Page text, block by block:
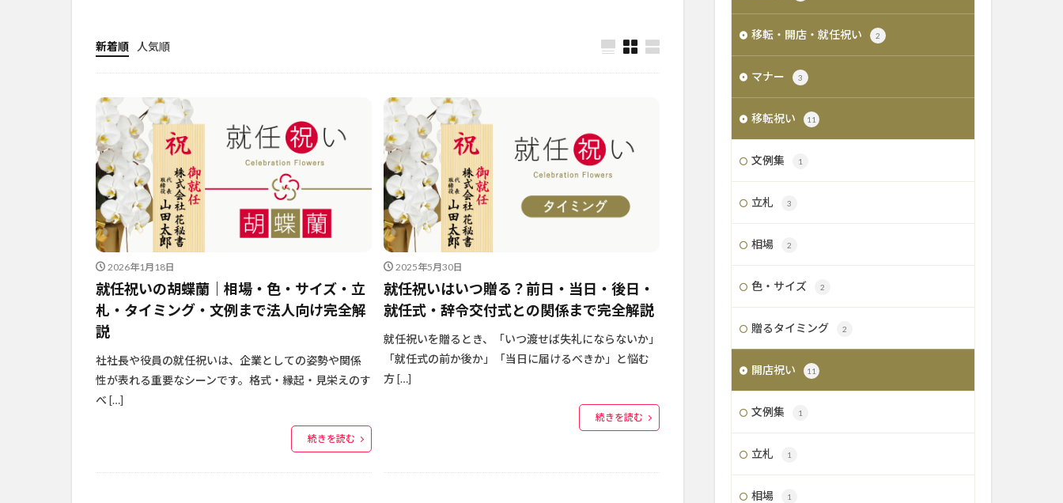
新着順 人気順
2026年1月18日
就任祝いの胡蝶蘭｜相場・色・サイズ・立
札・タイミング・文例まで法人向け完全解
説
社社長や役員の就任祝いは、企業としての姿勢や関係
性が表れる重要なシーンです。格式・縁起・見栄えのす
べ […]
続きを読む
2025年5月30日
就任祝いはいつ贈る？前日・当日・後日・
就任式・辞令交付式との関係まで完全解説
就任祝いを贈るとき、「いつ渡せば失礼にならないか」
「就任式の前か後か」「当日に届けるべきか」と悩む
方 […]
続きを読む
移転・開店・就任祝い 2
マナー 3
移転祝い 11
文例集 1
立札 3
相場 2
色・サイズ 2
贈るタイミング 2
開店祝い 11
文例集 1
立札 1
相場 1